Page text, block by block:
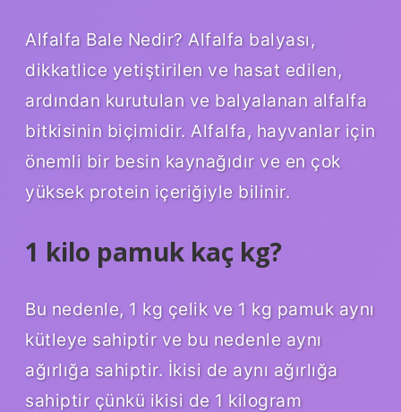
Alfalfa Bale Nedir? Alfalfa balyası,
dikkatlice yetiştirilen ve hasat edilen,
ardından kurutulan ve balyalanan alfalfa
bitkisinin biçimidir. Alfalfa, hayvanlar için
önemli bir besin kaynağıdır ve en çok
yüksek protein içeriğiyle bilinir.
1 kilo pamuk kaç kg?
Bu nedenle, 1 kg çelik ve 1 kg pamuk aynı
kütleye sahiptir ve bu nedenle aynı
ağırlığa sahiptir. İkisi de aynı ağırlığa
sahiptir çünkü ikisi de 1 kilogram